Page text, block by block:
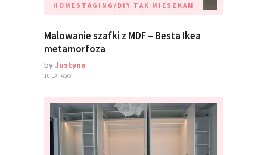
HOMESTAGING/DIY TAK MIESZKAM
Malowanie szafki z MDF – Besta Ikea
metamorfoza
byJustyna
10 LAT AGO